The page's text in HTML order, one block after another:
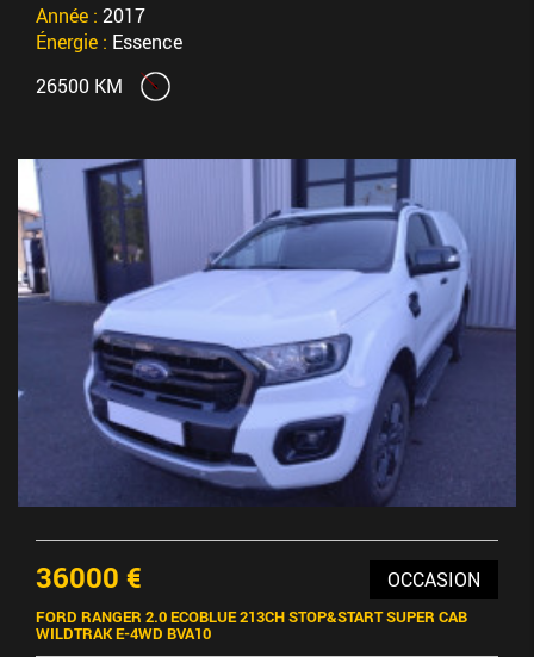
Année : 2017
Énergie : Essence
26500 KM
36000 € OCCASION
FORD RANGER 2.0 ECOBLUE 213CH STOP&START SUPER CAB
WILDTRAK E-4WD BVA10